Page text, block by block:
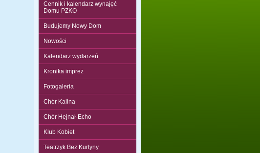
Cennik i kalendarz wynajęć
Domu PZKO
Budujemy Nowy Dom
Nowości
Kalendarz wydarzeń
Kronika imprez
Fotogaleria
Chór Kalina
Chór Hejnał-Echo
Klub Kobiet
Teatrzyk Bez Kurtyny